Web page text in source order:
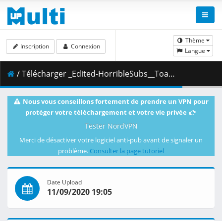
Thème
Langue
Inscription Connexion
/ Télécharger _Edited-HorribleSubs__Toaru_Kagaku_no_Railgun_T_-_23__1080p__Subtitles01.ENG.ass ( 36.88 kB )
Nous vous conseillons fortement de prendre un VPN pour
protéger votre téléchargement et votre vie privée
Tester NordVPN
Merci de désactiver votre logiciel anti-pub avant de signaler un
problème. Consulter la page tutoriel
Date Upload
11/09/2020 19:05